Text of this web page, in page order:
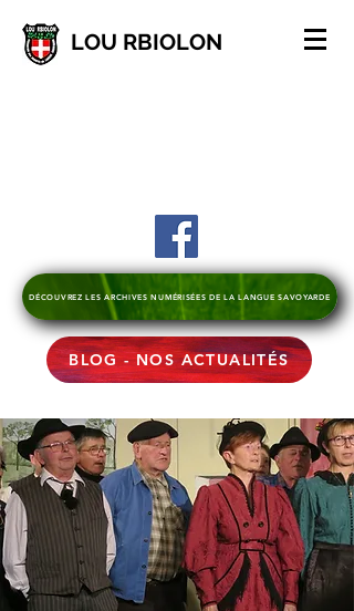
LOU RBIOLON
DÉCOUVREZ LES ARCHIVES NUMÉRISÉES DE LA LANGUE SAVOYARDE
BLOG - NOS ACTUALITÉS